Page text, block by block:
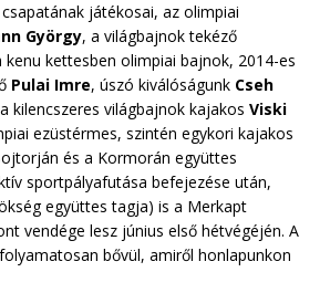
játékosai, az olimpiai
György, a világbajnok tekéző
kenu kettesben olimpiai bajnok, 2014-es
Pulai Imre, úszó kiválóságunk Cseh
kilencszeres világbajnok kajakos Viski
ezüstérmes, szintén egykori kajakos
és a Kormorán együttes
sportpályafutása befejezése után,
együttes tagja) is a Merkapt
vendége lesz június első hétvégéjén. A
bővül, amiről honlapunkon